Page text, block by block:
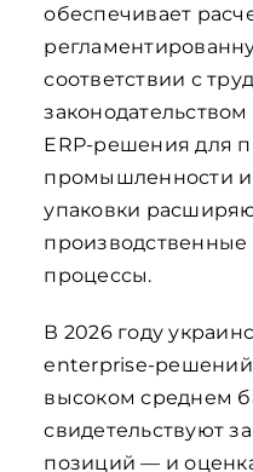
обеспечивает
соответствии с
ERP-решения для
промышленности
упаковки
производственные
процессы.
В 2026 году
enterprise-решений
высоком среднем
свидетельствуют
позиций — и